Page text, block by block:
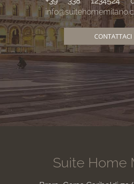
CONTATTACI
Suite Home